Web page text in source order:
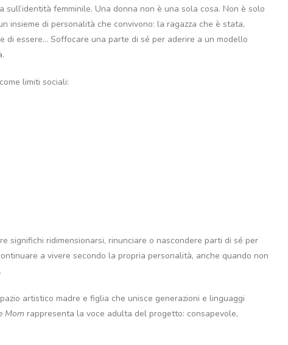
sull’identità femminile. Una donna non è una sola cosa. Non è solo
insieme di personalità che convivono: la ragazza che è stata,
di essere… Soffocare una parte di sé per aderire a un modello
limiti sociali:
significhi ridimensionarsi, rinunciare o nascondere parti di sé per
a vivere secondo la propria personalità, anche quando non
artistico madre e figlia che unisce generazioni e linguaggi
Mom rappresenta la voce adulta del progetto: consapevole,